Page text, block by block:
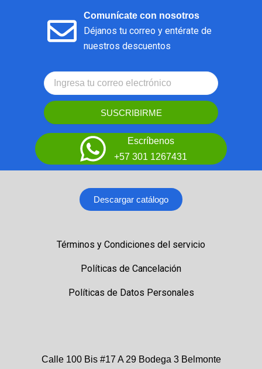
Comunícate con nosotros
Déjanos tu correo y entérate de
nuestros descuentos
SUSCRIBIRME
Escríbenos
+57 301 1267431
Descargar catálogo
Términos y Condiciones del servicio
Políticas de Cancelación
Políticas de Datos Personales
Calle 100 Bis #17 A 29 Bodega 3 Belmonte